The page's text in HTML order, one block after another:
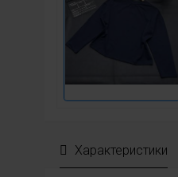
Характеристики